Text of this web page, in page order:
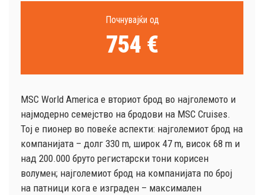
Почнувајќи од
754 €
MSC World America е вториот брод во најголемото и
најмодерно семејство на бродови на MSC Cruises.
Тој е пионер во повеќе аспекти: најголемиот брод на
компанијата – долг 330 m, широк 47 m, висок 68 m и
над 200.000 бруто регистарски тони корисен
волумен; најголемиот брод на компанијата по број
на патници кога е изграден – максимален